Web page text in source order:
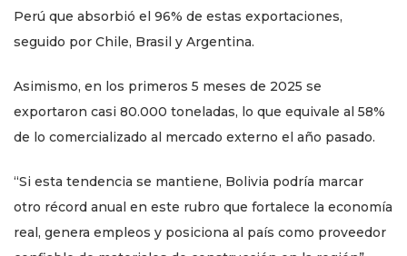
Perú que absorbió el 96% de estas exportaciones,
seguido por Chile, Brasil y Argentina.
Asimismo, en los primeros 5 meses de 2025 se
exportaron casi 80.000 toneladas, lo que equivale al 58%
de lo comercializado al mercado externo el año pasado.
“Si esta tendencia se mantiene, Bolivia podría marcar
otro récord anual en este rubro que fortalece la economía
real, genera empleos y posiciona al país como proveedor